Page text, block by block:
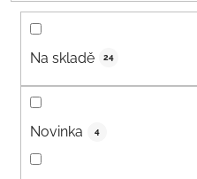
Na skladě 24
Novinka 4